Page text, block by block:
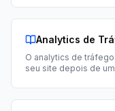
Analytics de
O analytics de
seu site depois de